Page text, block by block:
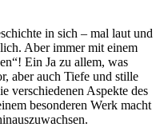
in sich – mal laut und
Aber immer mit einem
Ein Ja zu allem, was
aber auch Tiefe und stille
verschiedenen Aspekte des
besonderen Werk macht